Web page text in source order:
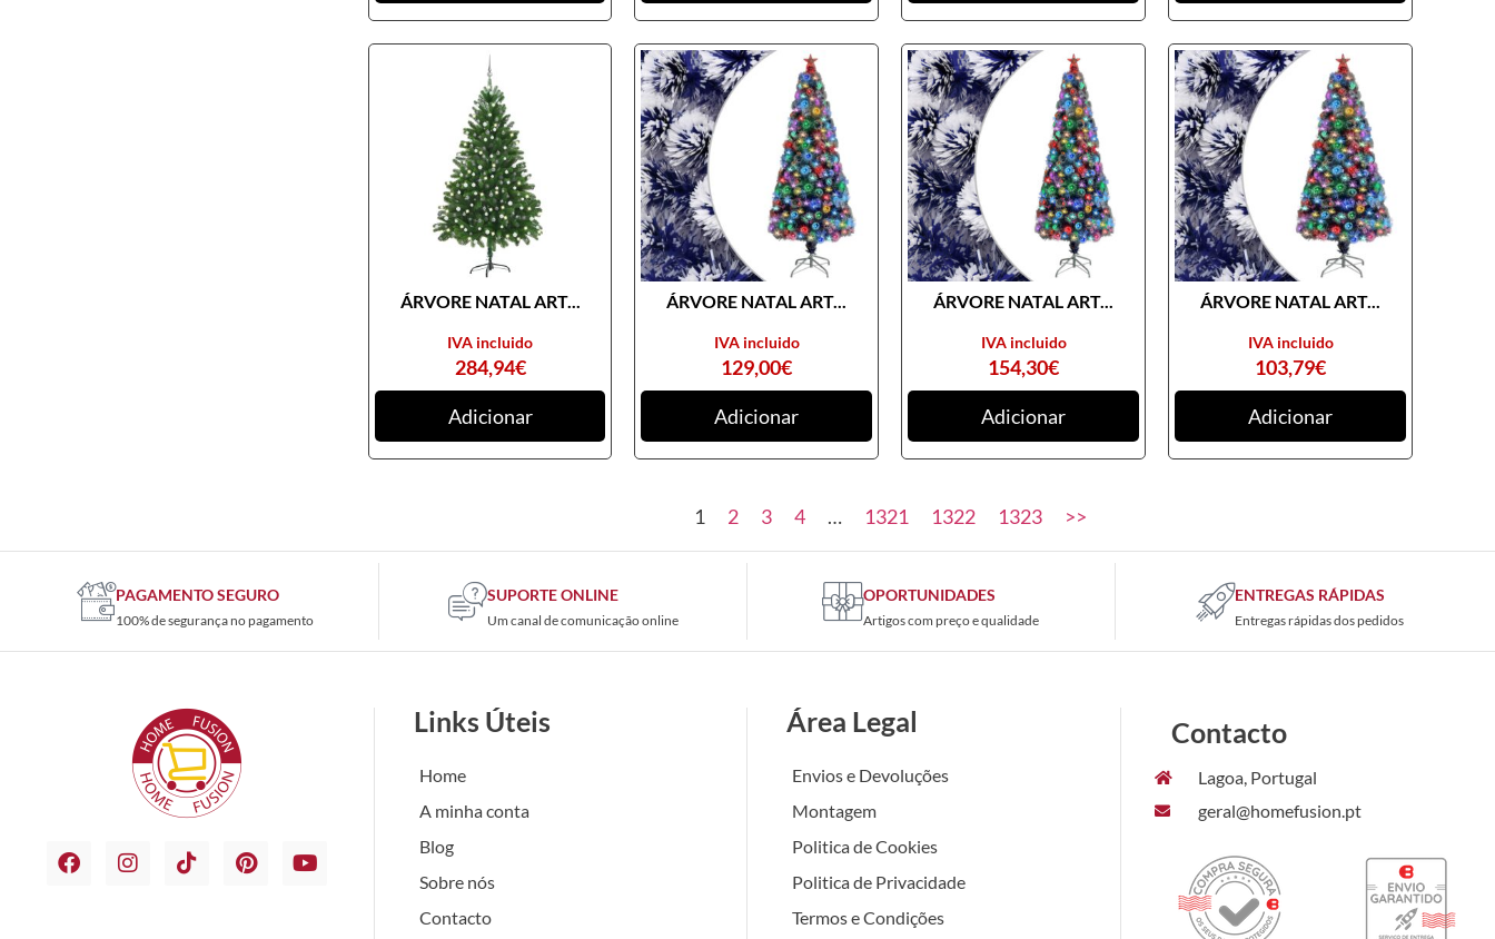
ÁRVORE NATAL ART...
284,94€
IVA incluido
Adicionar
ÁRVORE NATAL ART...
129,00€
IVA incluido
Adicionar
ÁRVORE NATAL ART...
154,30€
IVA incluido
Adicionar
ÁRVORE NATAL ART...
103,79€
IVA incluido
Adicionar
1 2 3 4 … 1321 1322 1323 >>
PAGAMENTO SEGURO
100% de segurança no pagamento
SUPORTE ONLINE
Um canal de comunicação online
OPORTUNIDADES
Artigos com preço e qualidade
ENTREGAS RÁPIDAS
Entregas rápidas dos pedidos
Links Úteis
Home
A minha conta
Blog
Sobre nós
Contacto
Área Legal
Envios e Devoluções
Montagem
Politica de Cookies
Politica de Privacidade
Termos e Condições
Contacto
Lagoa, Portugal
geral@homefusion.pt